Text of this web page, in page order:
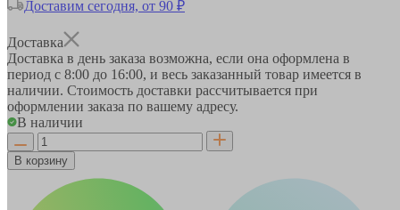
Доставим сегодня, от 90 ₽
Доставка
Доставка в день заказа возможна, если она оформлена в
период с 8:00 до 16:00, и весь заказанный товар имеется в
наличии. Стоимость доставки рассчитывается при
оформлении заказа по вашему адресу.
В наличии
В корзину